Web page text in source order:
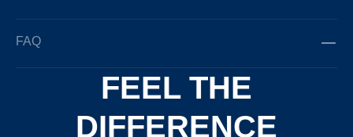
FAQ
FEEL THE
DIFFERENCE